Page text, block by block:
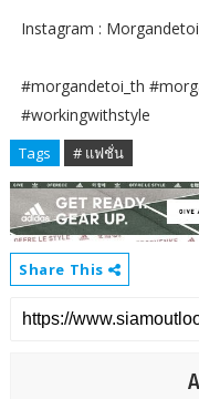
Instagram :
#morgandetoi_th
#workingwithstyle
Tags # แฟชั่น
Share This